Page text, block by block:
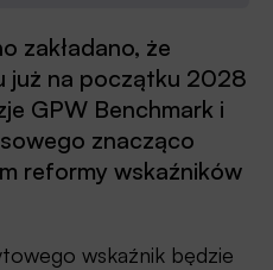
zakładano, że
już na początku 2028
GPW Benchmark i
znacząco
reformy wskaźników
wskaźnik będzie